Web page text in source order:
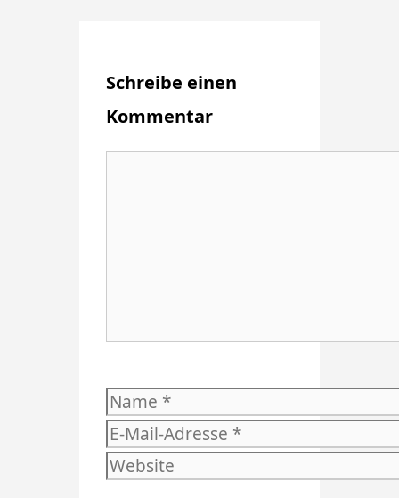
Schreibe einen
Kommentar
Name
E-
Mail-
Website